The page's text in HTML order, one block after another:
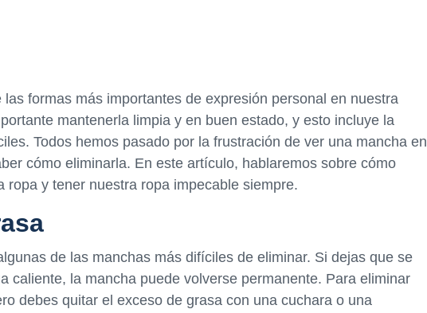
formas más importantes de expresión personal en nuestra
mantenerla limpia y en buen estado, y esto incluye la
Todos hemos pasado por la frustración de ver una mancha en
cómo eliminarla. En este artículo, hablaremos sobre cómo
ropa y tener nuestra ropa impecable siempre.
de las manchas más difíciles de eliminar. Si dejas que se
caliente, la mancha puede volverse permanente. Para eliminar
debes quitar el exceso de grasa con una cuchara o una